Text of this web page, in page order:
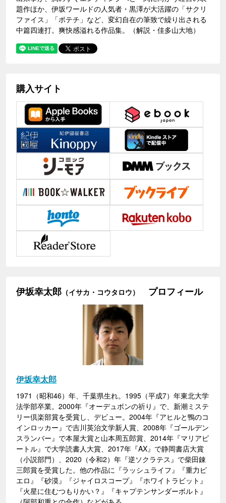
題作ほか、伊坂ワールドの人気者・黒澤が大活躍の「サクリ
ファイス」「ポテチ」など、変幻自在の筆致で繰り出される
中篇四連打。爽快感溢れる作品集。（解説・佳多山大地）
購入サイト
伊坂幸太郎 （イサカ・コウタロウ） プロフィール
伊坂幸太郎
1971（昭和46）年、千葉県生れ。1995（平成7）年東北大学
法学部卒業。2000年『オーデュボンの祈り』で、新潮ミステ
リー倶楽部賞を受賞し、デビュー。2004年『アヒルと鴨のコ
インロッカー』で吉川英治文学新人賞、2008年『ゴールデン
スランバー』で本屋大賞と山本周五郎賞、2014年『マリアビ
ートル』で大学読書人大賞、2017年『AX』で静岡書店大賞
（小説部門）、2020（令和2）年『逆ソクラテス』で柴田錬
三郎賞を受賞した。他の作品に『ラッシュライフ』『重力ピ
エロ』『砂漠』『ジャイロスコープ』『ホワイトラビット』
『火星に住むつもりかい？』『キャプテンサンダーボルト』